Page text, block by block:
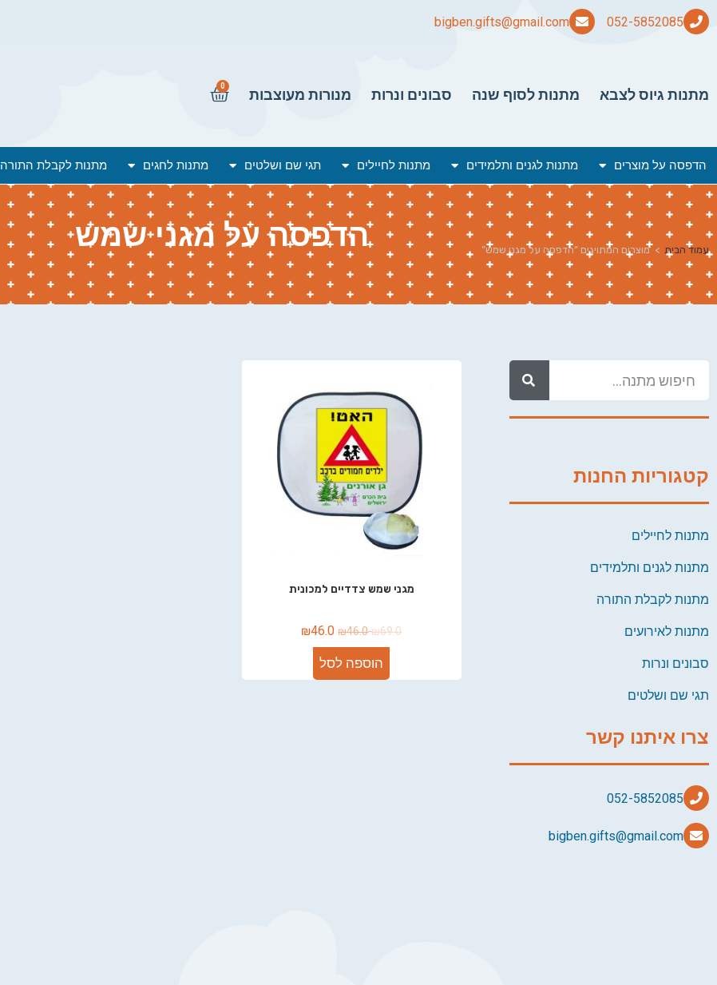
bigben.gifts@gmail.com
מתנות גיוס לצבא מתנות לסוף שנה סבונים ונרות מנורות מעוצבות
0
הדפסה על מוצרים מתנות לגנים ותלמידים מתנות לחיילים תגי שם ושלטים מתנות לחגים מתנות לקבלת התורה
הדפסה על מגני שמש עמוד הבית > מוצרים המתויגים “הדפסה על מגני שמש”
קטגוריות החנות
מתנות לחיילים
מתנות לגנים ותלמידים
מתנות לקבלת התורה
מתנות לאירועים
סבונים ונרות
תגי שם ושלטים
צרו איתנו קשר
bigben.gifts@gmail.com
מגני שמש צדדיים למכונית
₪69.0
₪46.0
₪46.0
הוספה לסל